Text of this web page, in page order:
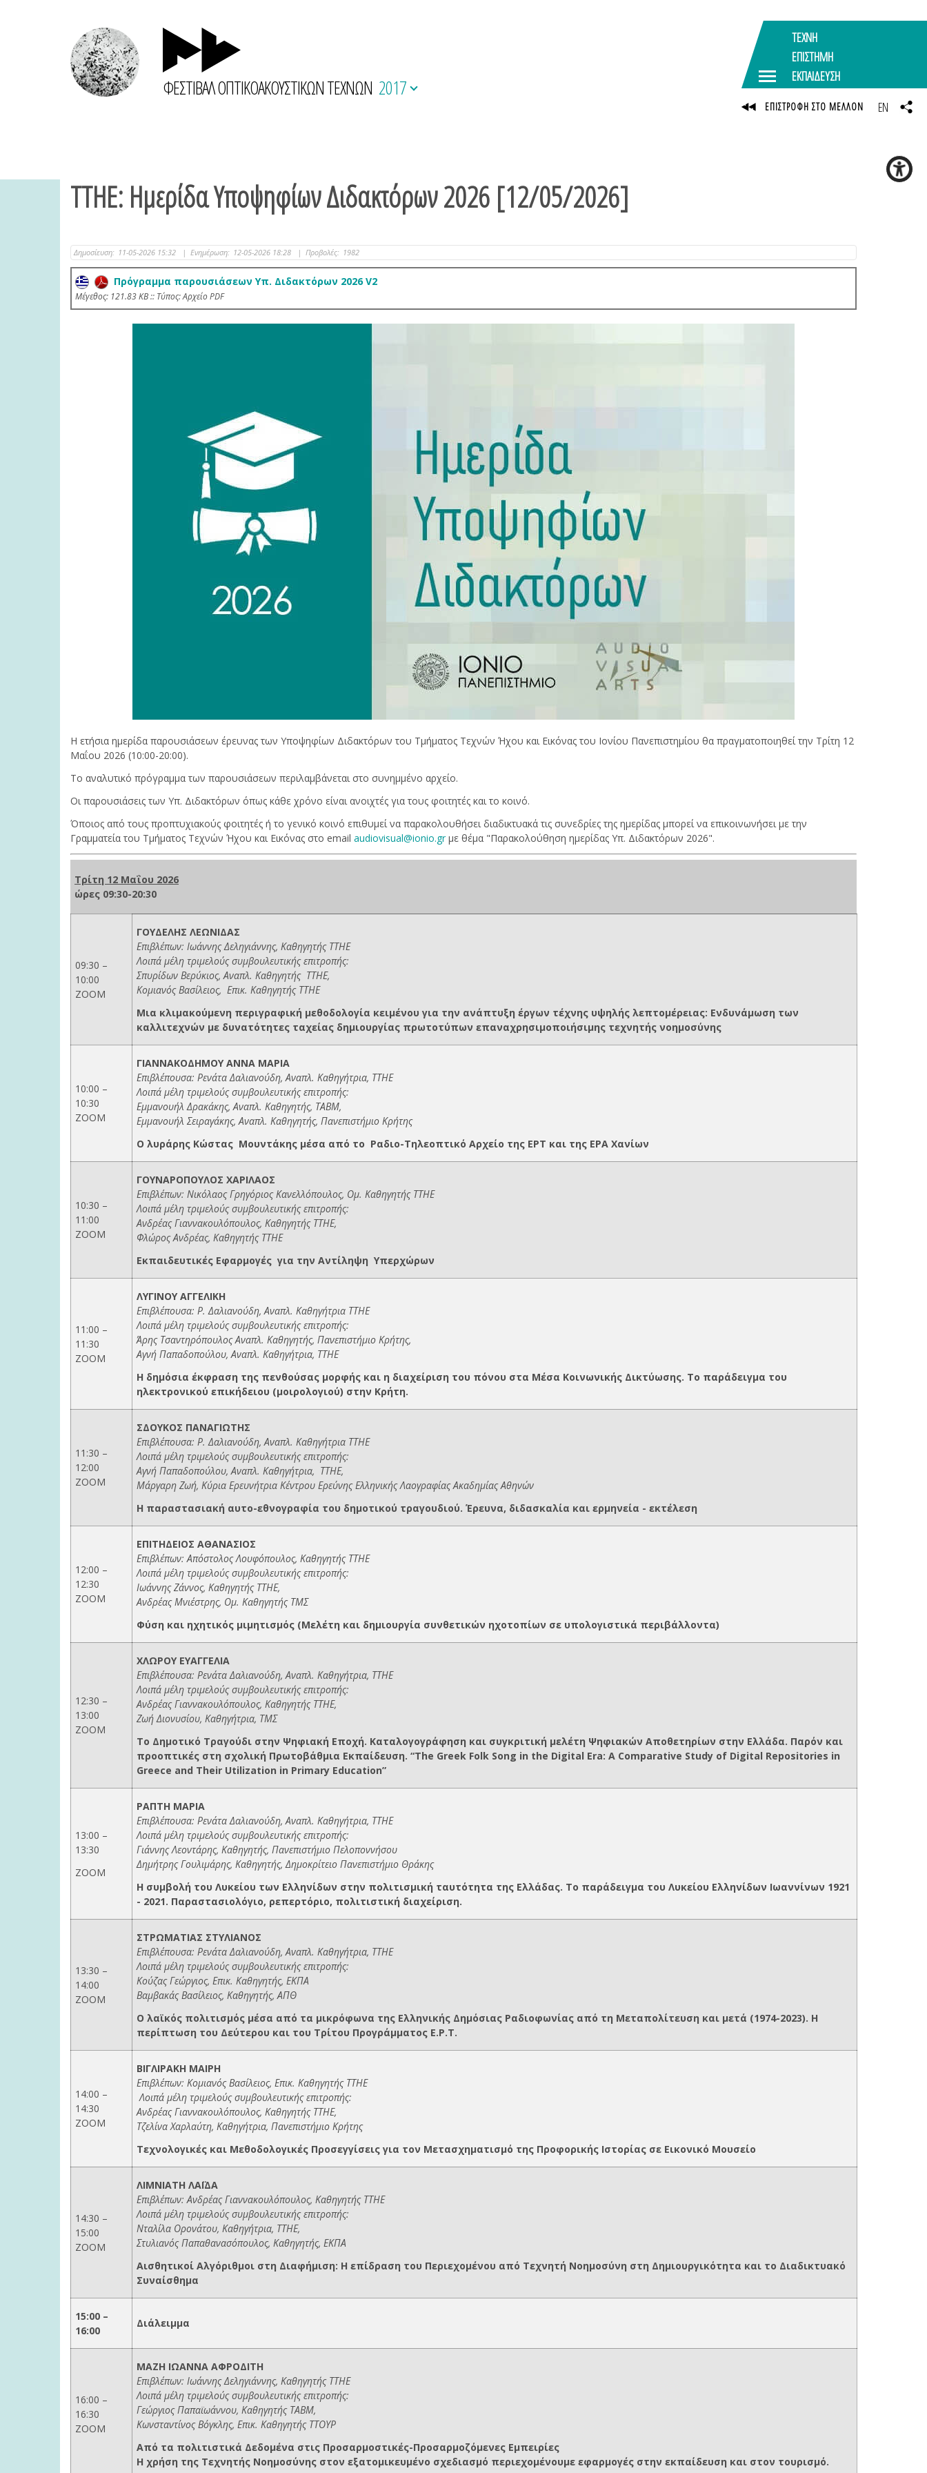
ΦΕΣΤΙΒΑΛ ΟΠΤΙΚΟΑΚΟΥΣΤΙΚΩΝ ΤΕΧΝΩΝ 2017
ΤΤΗΕ: Ημερίδα Υποψηφίων Διδακτόρων 2026 [12/05/2026]
Δημοσίευση: 11-05-2026 15:32 | Ενημέρωση: 12-05-2026 18:28 | Προβολές: 1982
Πρόγραμμα παρουσιάσεων Υπ. Διδακτόρων 2026 V2
Mέγεθος: 121.83 KB :: Τύπος: Αρχείο PDF
Η ετήσια ημερίδα παρουσιάσεων έρευνας των Υποψηφίων Διδακτόρων του Τμήματος Τεχνών Ήχου και Εικόνας του Ιονίου Πανεπιστημίου θα πραγματοποιηθεί την Τρίτη 12
Μαΐου 2026 (10:00-20:00).
Το αναλυτικό πρόγραμμα των παρουσιάσεων περιλαμβάνεται στο συνημμένο αρχείο.
Οι παρουσιάσεις των Υπ. Διδακτόρων όπως κάθε χρόνο είναι ανοιχτές για τους φοιτητές και το κοινό.
Όποιος από τους προπτυχιακούς φοιτητές ή το γενικό κοινό επιθυμεί να παρακολουθήσει διαδικτυακά τις συνεδρίες της ημερίδας μπορεί να επικοινωνήσει με την
Γραμματεία του Τμήματος Τεχνών Ήχου και Εικόνας στο email audiovisual@ionio.grμε θέμα "Παρακολούθηση ημερίδας Υπ. Διδακτόρων 2026".
Τρίτη 12 Μαΐου 2026
ώρες 09:30-20:30
09:30 –
10:00
ZOOM
ΓΟΥΔΕΛΗΣ ΛΕΩΝΙΔΑΣ
Επιβλέπων: Ιωάννης Δεληγιάννης, Καθηγητής ΤΤΗΕ
Λοιπά μέλη τριμελούς συμβουλευτικής επιτροπής:
Σπυρίδων Βερύκιος, Αναπλ. Καθηγητής ΤΤΗΕ,
Κομιανός Βασίλειος, Επικ. Καθηγητής ΤΤΗΕ
Μια κλιμακούμενη περιγραφική μεθοδολογία κειμένου για την ανάπτυξη έργων τέχνης υψηλής λεπτομέρειας: Ενδυνάμωση των
καλλιτεχνών με δυνατότητες ταχείας δημιουργίας πρωτοτύπων επαναχρησιμοποιήσιμης τεχνητής νοημοσύνης
10:00 –
10:30
ZOOM
ΓΙΑΝΝΑΚΟΔΗΜΟΥ ΑΝΝΑ ΜΑΡΙΑ
Επιβλέπουσα: Ρενάτα Δαλιανούδη, Αναπλ. Καθηγήτρια, ΤΤΗΕ
Λοιπά μέλη τριμελούς συμβουλευτικής επιτροπής:
Εμμανουήλ Δρακάκης, Αναπλ. Καθηγητής, ΤΑΒΜ,
Εμμανουήλ Σειραγάκης, Αναπλ. Καθηγητής, Πανεπιστήμιο Κρήτης
Ο λυράρης Κώστας Μουντάκης μέσα από το Ραδιο-Τηλεοπτικό Αρχείο της ΕΡΤ και της ΕΡΑ Χανίων
10:30 –
11:00
ΖΟΟΜ
ΓΟΥΝΑΡΟΠΟΥΛΟΣ ΧΑΡΙΛΑΟΣ
Επιβλέπων: Νικόλαος Γρηγόριος Κανελλόπουλος, Ομ. Καθηγητής ΤΤΗΕ
Λοιπά μέλη τριμελούς συμβουλευτικής επιτροπής:
Ανδρέας Γιαννακουλόπουλος, Καθηγητής ΤΤΗΕ,
Φλώρος Ανδρέας, Καθηγητής ΤΤΗΕ
Εκπαιδευτικές Εφαρμογές για την Αντίληψη Υπερχώρων
11:00 –
11:30
ΖΟΟΜ
ΛΥΓΙΝΟΥ ΑΓΓΕΛΙΚΗ
Επιβλέπουσα: Ρ. Δαλιανούδη, Αναπλ. Καθηγήτρια ΤΤΗΕ
Λοιπά μέλη τριμελούς συμβουλευτικής επιτροπής:
Άρης Τσαντηρόπουλος Αναπλ. Καθηγητής, Πανεπιστήμιο Κρήτης,
Αγνή Παπαδοπούλου, Αναπλ. Καθηγήτρια, ΤΤΗΕ
Η δημόσια έκφραση της πενθούσας μορφής και η διαχείριση του πόνου στα Μέσα Κοινωνικής Δικτύωσης. Το παράδειγμα του
ηλεκτρονικού επικήδειου (μοιρολογιού) στην Κρήτη.
11:30 –
12:00
ΖΟΟΜ
ΣΔΟΥΚΟΣ ΠΑΝΑΓΙΩΤΗΣ
Επιβλέπουσα: Ρ. Δαλιανούδη, Αναπλ. Καθηγήτρια ΤΤΗΕ
Λοιπά μέλη τριμελούς συμβουλευτικής επιτροπής:
Αγνή Παπαδοπούλου, Αναπλ. Καθηγήτρια, ΤΤΗΕ,
Μάργαρη Ζωή, Κύρια Ερευνήτρια Κέντρου Ερεύνης Ελληνικής Λαογραφίας Ακαδημίας Αθηνών
Η παραστασιακή αυτο-εθνογραφία του δημοτικού τραγουδιού. Έρευνα, διδασκαλία και ερμηνεία - εκτέλεση
12:00 –
12:30
ΖΟΟΜ
ΕΠΙΤΗΔΕΙΟΣ ΑΘΑΝΑΣΙΟΣ
Επιβλέπων: Απόστολος Λουφόπουλος, Καθηγητής ΤΤΗΕ
Λοιπά μέλη τριμελούς συμβουλευτικής επιτροπής:
Ιωάννης Ζάννος, Καθηγητής ΤΤΗΕ,
Ανδρέας Μνιέστρης, Ομ. Καθηγητής ΤΜΣ
Φύση και ηχητικός μιμητισμός (Μελέτη και δημιουργία συνθετικών ηχοτοπίων σε υπολογιστικά περιβάλλοντα)
12:30 –
13:00
ZOOM
ΧΛΩΡΟΥ ΕΥΑΓΓΕΛΙΑ
Επιβλέπουσα: Ρενάτα Δαλιανούδη, Αναπλ. Καθηγήτρια, ΤΤΗΕ
Λοιπά μέλη τριμελούς συμβουλευτικής επιτροπής:
Ανδρέας Γιαννακουλόπουλος, Καθηγητής ΤΤΗΕ,
Ζωή Διονυσίου, Καθηγήτρια, ΤΜΣ
Το Δημοτικό Τραγούδι στην Ψηφιακή Εποχή. Καταλογογράφηση και συγκριτική μελέτη Ψηφιακών Αποθετηρίων στην Ελλάδα. Παρόν και
προοπτικές στη σχολική Πρωτοβάθμια Εκπαίδευση. “The Greek Folk Song in the Digital Era: A Comparative Study of Digital Repositories in
Greece and Their Utilization in Primary Education”
13:00 –
13:30
ZOOM
ΡΑΠΤΗ ΜΑΡΙΑ
Επιβλέπουσα: Ρενάτα Δαλιανούδη, Αναπλ. Καθηγήτρια, ΤΤΗΕ
Λοιπά μέλη τριμελούς συμβουλευτικής επιτροπής:
Γιάννης Λεοντάρης, Καθηγητής, Πανεπιστήμιο Πελοποννήσου
Δημήτρης Γουλιμάρης, Καθηγητής, Δημοκρίτειο Πανεπιστήμιο Θράκης
Η συμβολή του Λυκείου των Ελληνίδων στην πολιτισμική ταυτότητα της Ελλάδας. Το παράδειγμα του Λυκείου Ελληνίδων Ιωαννίνων 1921
- 2021. Παραστασιολόγιο, ρεπερτόριο, πολιτιστική διαχείριση.
13:30 –
14:00
ZOOM
ΣΤΡΩΜΑΤΙΑΣ ΣΤΥΛΙΑΝΟΣ
Επιβλέπουσα: Ρενάτα Δαλιανούδη, Αναπλ. Καθηγήτρια, ΤΤΗΕ
Λοιπά μέλη τριμελούς συμβουλευτικής επιτροπής:
Κούζας Γεώργιος, Επικ. Καθηγητής, ΕΚΠΑ
Βαμβακάς Βασίλειος, Καθηγητής, ΑΠΘ
Ο λαϊκός πολιτισμός μέσα από τα μικρόφωνα της Ελληνικής Δημόσιας Ραδιοφωνίας από τη Μεταπολίτευση και μετά (1974-2023). Η
περίπτωση του Δεύτερου και του Τρίτου Προγράμματος Ε.Ρ.Τ.
14:00 –
14:30
ZOOM
ΒΙΓΛΙΡΑΚΗ ΜΑΙΡΗ
Επιβλέπων: Κομιανός Βασίλειος, Επικ. Καθηγητής ΤΤΗΕ
Λοιπά μέλη τριμελούς συμβουλευτικής επιτροπής:
Ανδρέας Γιαννακουλόπουλος, Καθηγητής ΤΤΗΕ,
Τζελίνα Χαρλαύτη, Καθηγήτρια, Πανεπιστήμιο Κρήτης
Τεχνολογικές και Μεθοδολογικές Προσεγγίσεις για τον Μετασχηματισμό της Προφορικής Ιστορίας σε Εικονικό Μουσείο
14:30 –
15:00
ΖΟΟΜ
ΛΙΜΝΙΑΤΗ ΛΑΪΔΑ
Επιβλέπων: Ανδρέας Γιαννακουλόπουλος, Καθηγητής ΤΤΗΕ
Λοιπά μέλη τριμελούς συμβουλευτικής επιτροπής:
Νταλίλα Ορονάτου, Καθηγήτρια, ΤΤΗΕ,
Στυλιανός Παπαθανασόπουλος, Καθηγητής, ΕΚΠΑ
Αισθητικοί Αλγόριθμοι στη Διαφήμιση: Η επίδραση του Περιεχομένου από Τεχνητή Νοημοσύνη στη Δημιουργικότητα και το Διαδικτυακό
Συναίσθημα
15:00 –
16:00
Διάλειμμα
16:00 –
16:30
ΖΟΟΜ
ΜΑΖΗ ΙΩΑΝΝΑ ΑΦΡΟΔΙΤΗ
Επιβλέπων: Ιωάννης Δεληγιάννης, Καθηγητής ΤΤΗΕ
Λοιπά μέλη τριμελούς συμβουλευτικής επιτροπής:
Γεώργιος Παπαϊωάννου, Καθηγητής ΤΑΒΜ,
Κωνσταντίνος Βόγκλης, Επικ. Καθηγητής ΤΤΟΥΡ
Από τα πολιτιστικά Δεδομένα στις Προσαρμοστικές-Προσαρμοζόμενες Εμπειρίες
Η χρήση της Τεχνητής Νοημοσύνης στον εξατομικευμένο σχεδιασμό περιεχομένουμε εφαρμογές στην εκπαίδευση και στον τουρισμό.
ΤΕΧΝΗ
ΕΠΙΣΤΗΜΗ
ΕΚΠΑΙΔΕΥΣΗ
ΕΠΙΣΤΡΟΦΗ ΣΤΟ ΜΕΛΛΟΝ EN